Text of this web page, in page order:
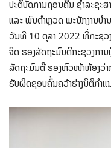
ປະຕິບັດການຖອນຄືນ ຊໍາລະຊະ
ແລະ ພົນຕໍາຫຼວດ ພະນັກງານບໍານ
ວັນທີ 10 ຕຸລາ 2022 ທີ່ກະຊວງ
ຈິດ ຮອງລັດຖະມົນຕີກະຊວງກາ
ລັດຖະມົນຕີ ຮອງຫົວໜ້າຫ້ອງວ່າ
ຮັບຜິດຊອບຄົ້ນຄວ້າຮ່າງນິຕິກໍາແ